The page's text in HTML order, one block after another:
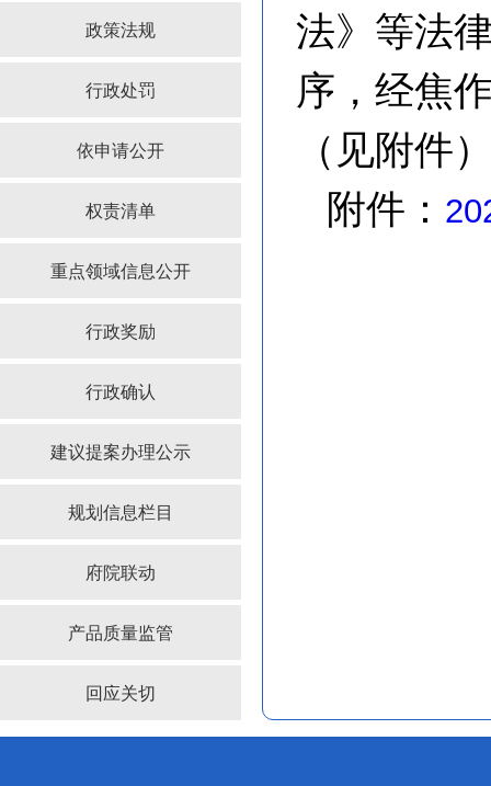
政策法规
行政处罚
依申请公开
权责清单
重点领域信息公开
行政奖励
行政确认
建议提案办理公示
规划信息栏目
府院联动
产品质量监管
回应关切
法》等法
序，经焦
（见附件
附件：